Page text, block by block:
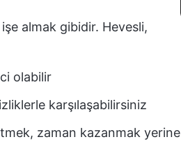
almak gibidir. Hevesli,
olabilir
karşılaşabilirsiniz
zaman kazanmak yerine